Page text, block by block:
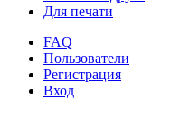
Для печати
FAQ
Пользователи
Регистрация
Вход